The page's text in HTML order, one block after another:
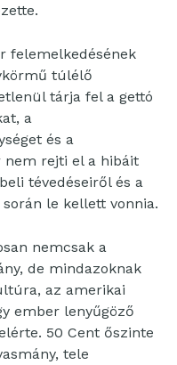
felemelkedésének
túlélő
tárja fel a gettó
a
és a
nem rejti el a hibáit
tévedéseiről és a
le kellett vonnia.
nemcsak a
de mindazoknak
az amerikai
ember lenyűgöző
50 Cent őszinte
tele